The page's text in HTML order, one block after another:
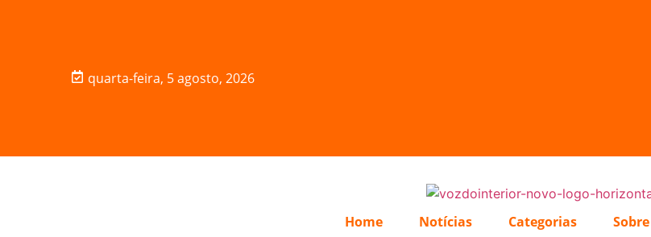
quarta-feira, 5 agosto, 2026
Home Notícias Categorias Sobre